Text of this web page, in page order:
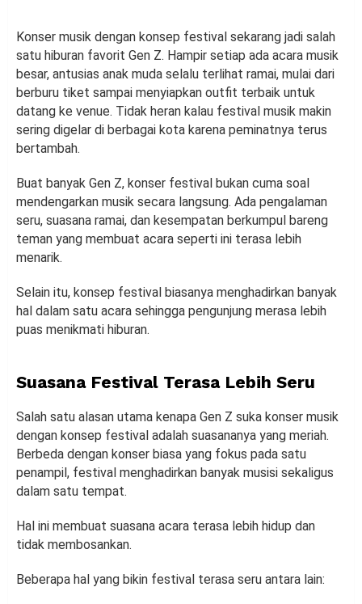
Konser musik dengan konsep festival sekarang jadi salah
satu hiburan favorit Gen Z. Hampir setiap ada acara musik
besar, antusias anak muda selalu terlihat ramai, mulai dari
berburu tiket sampai menyiapkan outfit terbaik untuk
datang ke venue. Tidak heran kalau festival musik makin
sering digelar di berbagai kota karena peminatnya terus
bertambah.
Buat banyak Gen Z, konser festival bukan cuma soal
mendengarkan musik secara langsung. Ada pengalaman
seru, suasana ramai, dan kesempatan berkumpul bareng
teman yang membuat acara seperti ini terasa lebih
menarik.
Selain itu, konsep festival biasanya menghadirkan banyak
hal dalam satu acara sehingga pengunjung merasa lebih
puas menikmati hiburan.
Suasana Festival Terasa Lebih Seru
Salah satu alasan utama kenapa Gen Z suka konser musik
dengan konsep festival adalah suasananya yang meriah.
Berbeda dengan konser biasa yang fokus pada satu
penampil, festival menghadirkan banyak musisi sekaligus
dalam satu tempat.
Hal ini membuat suasana acara terasa lebih hidup dan
tidak membosankan.
Beberapa hal yang bikin festival terasa seru antara lain: